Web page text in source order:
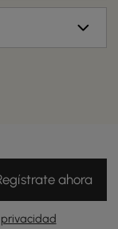
ahora
privacidad